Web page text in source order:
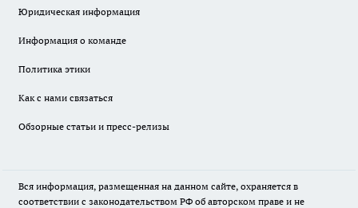
Юридическая информация
Информация о команде
Политика этики
Как с нами связаться
Обзорные статьи и пресс-релизы
Вся информация, размещенная на данном сайте, охраняется в
соответствии с законодательством РФ об авторском праве и не